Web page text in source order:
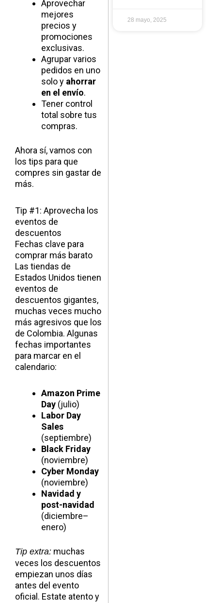
Aprovechar
mejores
precios y
promociones
exclusivas.
Agrupar varios
pedidos en uno
solo y ahorrar
en el envío.
Tener control
total sobre tus
compras.
Ahora sí, vamos con
los tips para que
compres sin gastar de
más.
Tip #1: Aprovecha los
eventos de
descuentos
Fechas clave para
comprar más barato
Las tiendas de
Estados Unidos tienen
eventos de
descuentos gigantes,
muchas veces mucho
más agresivos que los
de Colombia. Algunas
fechas importantes
para marcar en el
calendario:
Amazon Prime
Day (julio)
Labor Day
Sales
(septiembre)
Black Friday
(noviembre)
Cyber Monday
(noviembre)
Navidad y
post-navidad
(diciembre–
enero)
Tip extra: muchas
veces los descuentos
empiezan unos días
antes del evento
oficial. Estate atento y
28 mayo, 2025